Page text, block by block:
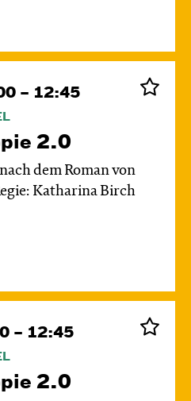
– 12:45
2.0
dem Roman von
Katharina Birch
– 12:45
2.0